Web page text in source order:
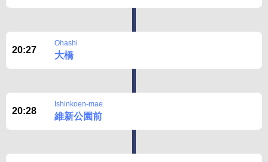
20:27
Ohashi
大橋
20:28
Ishinkoen-mae
維新公園前